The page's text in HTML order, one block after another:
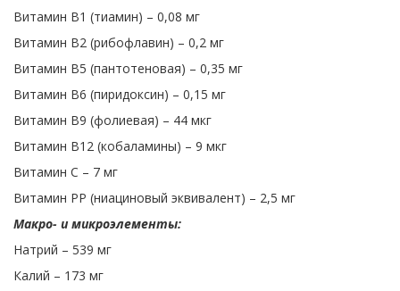
Витамин B1 (тиамин) – 0,08 мг
Витамин B2 (рибофлавин) – 0,2 мг
Витамин B5 (пантотеновая) – 0,35 мг
Витамин B6 (пиридоксин) – 0,15 мг
Витамин B9 (фолиевая) – 44 мкг
Витамин B12 (кобаламины) – 9 мкг
Витамин C – 7 мг
Витамин PP (ниациновый эквивалент) – 2,5 мг
Макро- и микроэлементы:
Натрий – 539 мг
Калий – 173 мг